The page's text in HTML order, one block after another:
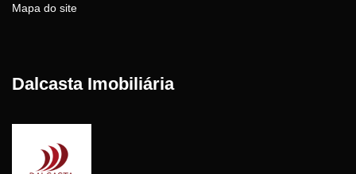
Mapa do site
Dalcasta Imobiliária